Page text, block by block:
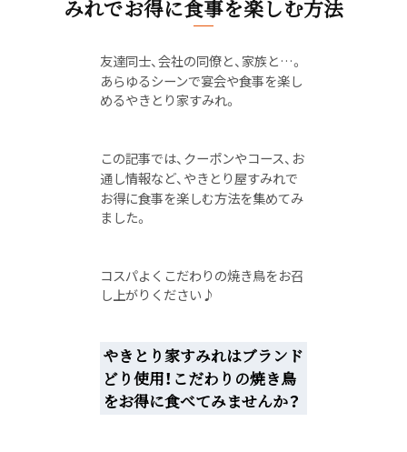
みれでお得に食事を楽しむ方法
友達同士、会社の同僚と、家族と…。
あらゆるシーンで宴会や食事を楽し
めるやきとり家すみれ。
この記事では、クーポンやコース、お
通し情報など、やきとり屋すみれで
お得に食事を楽しむ方法を集めてみ
ました。
コスパよくこだわりの焼き鳥をお召
し上がりください♪
やきとり家すみれはブランド
どり使用！こだわりの焼き鳥
をお得に食べてみませんか？